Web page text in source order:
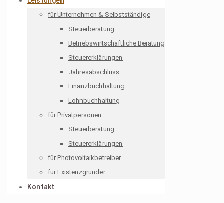
für Unternehmen & Selbstständige
Steuerberatung
Betriebswirtschaftliche Beratung
Steuererklärungen
Jahresabschluss
Finanzbuchhaltung
Lohnbuchhaltung
für Privatpersonen
Steuerberatung
Steuererklärungen
für Photovoltaikbetreiber
für Existenzgründer
Kontakt